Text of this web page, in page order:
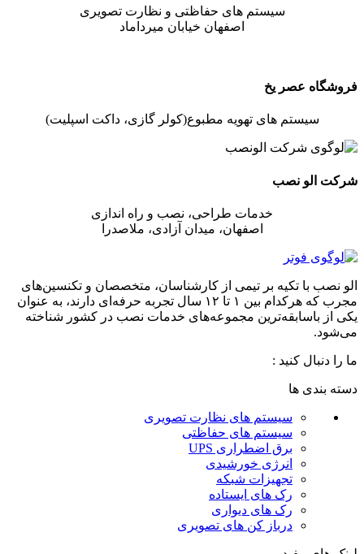
سیستم های حفاظتی و نظارت تصویری
اصفهان خیابان میرداماد
فروشگاه عصر یخ
سیستم های تهویه مطبوع(کولر گازی، داکت اسپلیت)
شرکت الو نصب
خدمات طراحی، نصب و راه اندازی
اصفهان، میدان آزادی، ملاصدرا
الو نصب با تکیه بر تیمی از کارشناسان، متخصصان و تکنسین‌های
مجرب که هرکدام بین ۱ تا ۱۲ سال تجربه حرفه‌ای دارند، به عنوان
یکی از باسابقه‌ترین مجموعه‌های خدمات نصب در کشور شناخته
می‌شود.
ما را دنبال کنید :
دسته بندی ها
سیستم های نظارت تصویری
سیستم های حفاظتی
برق اضطراری UPS
انرژی خورشیدی
تجهیزات شبکه
رک های ایستاده
رک های دیواری
درباز کن های تصویری